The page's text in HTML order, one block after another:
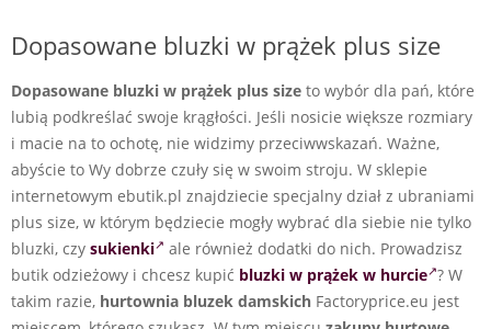
Dopasowane bluzki w prążek plus size
Dopasowane bluzki w prążek plus size to wybór dla pań, które
lubią podkreślać swoje krągłości. Jeśli nosicie większe rozmiary
i macie na to ochotę, nie widzimy przeciwwskazań. Ważne,
abyście to Wy dobrze czuły się w swoim stroju. W sklepie
internetowym ebutik.pl znajdziecie specjalny dział z ubraniami
plus size, w którym będziecie mogły wybrać dla siebie nie tylko
bluzki, czy sukienki
ale również dodatki do nich. Prowadzisz
butik odzieżowy i chcesz kupić bluzki w prążek w hurcie ? W
takim razie, hurtownia bluzek damskich Factoryprice.eu jest